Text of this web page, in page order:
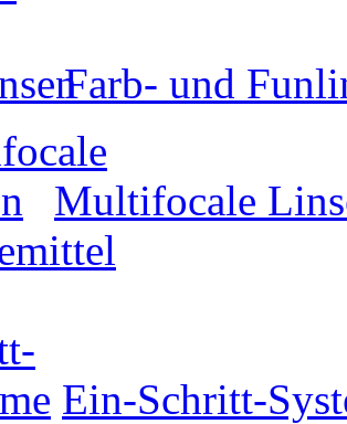
Farb- und
Multifocale
Ein-Schritt-